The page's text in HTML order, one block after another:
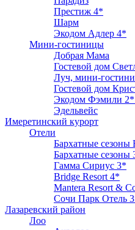
Престиж 4*
Шарм
Экодом Адлер 4*
Мини-гостиницы
Добрая Мама
Гостевой дом
Луч, мини-
Гостевой дом
Экодом Фэмили
Эдельвейс
Имеретинский курорт
Отели
Бархатные сезоны
Бархатные сезоны
Гамма Сириус 3*
Bridge Resort 4*
Mantera Resort &
Сочи Парк Отель
Лазаревский район
Лоо